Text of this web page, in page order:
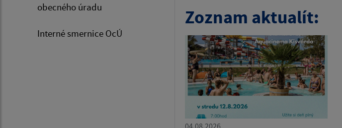
obecného úradu
Interné smernice OcÚ
Zoznam aktualít:
04.08.2026